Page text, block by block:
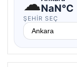
NaN°C
ŞEHIR SEÇ